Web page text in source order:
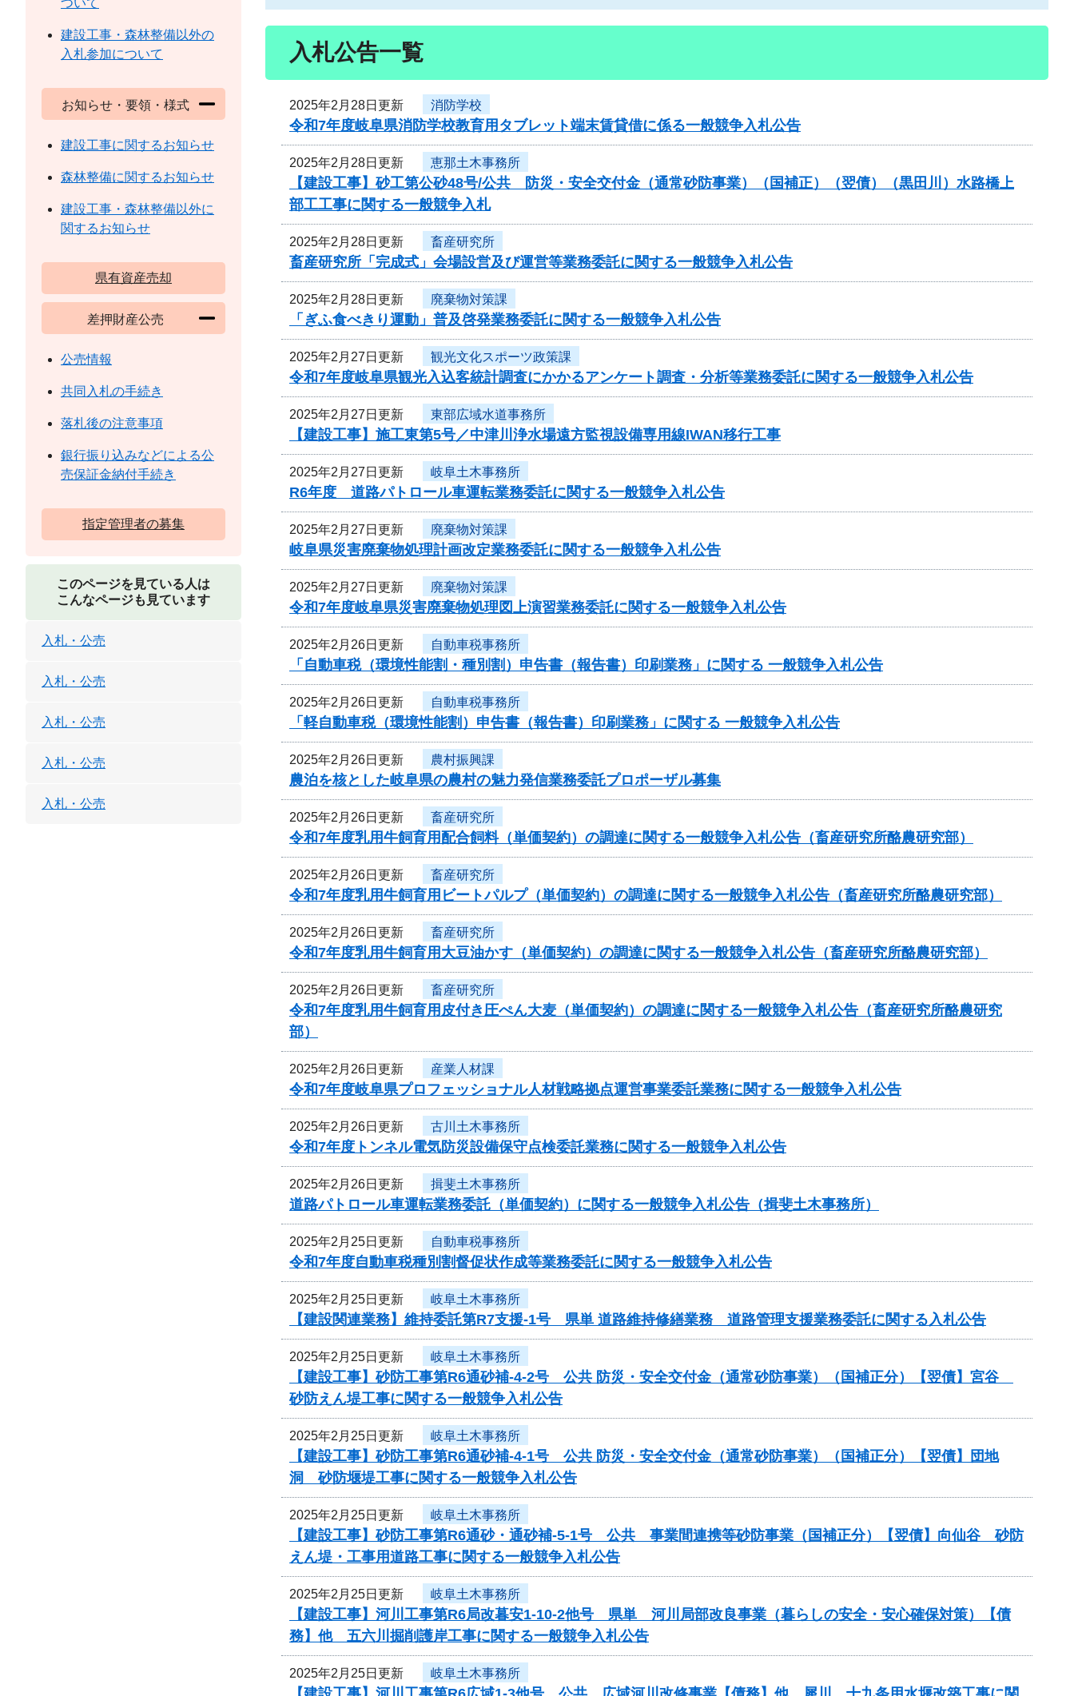
入札公告一覧
2025年2月28日更新 消防学校
令和7年度岐阜県消防学校教育用タブレット端末賃貸借に係る一般競争入札公告
2025年2月28日更新 恵那土木事務所
【建設工事】砂工第公砂48号/公共 防災・安全交付金（通常砂防事業）（国補正）（翌債）（黒田川）水路橋上
部工工事に関する一般競争入札
2025年2月28日更新 畜産研究所
畜産研究所「完成式」会場設営及び運営等業務委託に関する一般競争入札公告
2025年2月28日更新 廃棄物対策課
「ぎふ食べきり運動」普及啓発業務委託に関する一般競争入札公告
2025年2月27日更新 観光文化スポーツ政策課
令和7年度岐阜県観光入込客統計調査にかかるアンケート調査・分析等業務委託に関する一般競争入札公告
2025年2月27日更新 東部広域水道事務所
【建設工事】施工東第5号／中津川浄水場遠方監視設備専用線IWAN移行工事
2025年2月27日更新 岐阜土木事務所
R6年度 道路パトロール車運転業務委託に関する一般競争入札公告
2025年2月27日更新 廃棄物対策課
岐阜県災害廃棄物処理計画改定業務委託に関する一般競争入札公告
2025年2月27日更新 廃棄物対策課
令和7年度岐阜県災害廃棄物処理図上演習業務委託に関する一般競争入札公告
2025年2月26日更新 自動車税事務所
「自動車税（環境性能割・種別割）申告書（報告書）印刷業務」に関する 一般競争入札公告
2025年2月26日更新 自動車税事務所
「軽自動車税（環境性能割）申告書（報告書）印刷業務」に関する 一般競争入札公告
2025年2月26日更新 農村振興課
農泊を核とした岐阜県の農村の魅力発信業務委託プロポーザル募集
2025年2月26日更新 畜産研究所
令和7年度乳用牛飼育用配合飼料（単価契約）の調達に関する一般競争入札公告（畜産研究所酪農研究部）
2025年2月26日更新 畜産研究所
令和7年度乳用牛飼育用ビートパルプ（単価契約）の調達に関する一般競争入札公告（畜産研究所酪農研究部）
2025年2月26日更新 畜産研究所
令和7年度乳用牛飼育用大豆油かす（単価契約）の調達に関する一般競争入札公告（畜産研究所酪農研究部）
2025年2月26日更新 畜産研究所
令和7年度乳用牛飼育用皮付き圧ぺん大麦（単価契約）の調達に関する一般競争入札公告（畜産研究所酪農研究
部）
2025年2月26日更新 産業人材課
令和7年度岐阜県プロフェッショナル人材戦略拠点運営事業委託業務に関する一般競争入札公告
2025年2月26日更新 古川土木事務所
令和7年度トンネル電気防災設備保守点検委託業務に関する一般競争入札公告
2025年2月26日更新 揖斐土木事務所
道路パトロール車運転業務委託（単価契約）に関する一般競争入札公告（揖斐土木事務所）
2025年2月25日更新 自動車税事務所
令和7年度自動車税種別割督促状作成等業務委託に関する一般競争入札公告
2025年2月25日更新 岐阜土木事務所
【建設関連業務】維持委託第R7支援-1号 県単 道路維持修繕業務 道路管理支援業務委託に関する入札公告
2025年2月25日更新 岐阜土木事務所
【建設工事】砂防工事第R6通砂補-4-2号 公共 防災・安全交付金（通常砂防事業）（国補正分）【翌債】宮谷
砂防えん堤工事に関する一般競争入札公告
2025年2月25日更新 岐阜土木事務所
【建設工事】砂防工事第R6通砂補-4-1号 公共 防災・安全交付金（通常砂防事業）（国補正分）【翌債】団地
洞 砂防堰堤工事に関する一般競争入札公告
2025年2月25日更新 岐阜土木事務所
【建設工事】砂防工事第R6通砂・通砂補-5-1号 公共 事業間連携等砂防事業（国補正分）【翌債】向仙谷 砂防
えん堤・工事用道路工事に関する一般競争入札公告
2025年2月25日更新 岐阜土木事務所
【建設工事】河川工事第R6局改暮安1-10-2他号 県単 河川局部改良事業（暮らしの安全・安心確保対策）【債
務】他 五六川掘削護岸工事に関する一般競争入札公告
2025年2月25日更新 岐阜土木事務所
ついて
建設工事・森林整備以外の
入札参加について
お知らせ・要領・様式
建設工事に関するお知らせ
森林整備に関するお知らせ
建設工事・森林整備以外に
関するお知らせ
県有資産売却
差押財産公売
公売情報
共同入札の手続き
落札後の注意事項
銀行振り込みなどによる公
売保証金納付手続き
指定管理者の募集
このページを見ている人は
こんなページも見ています
入札・公売
入札・公売
入札・公売
入札・公売
入札・公売